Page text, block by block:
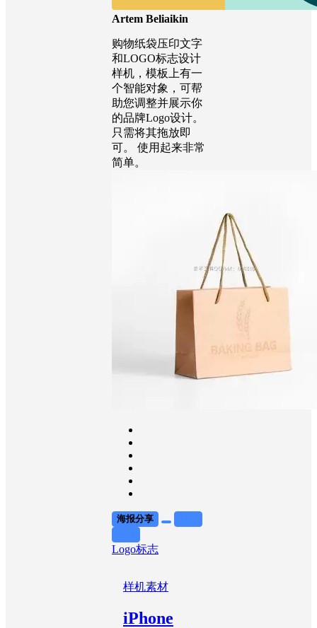
Artem Beliaikin
购物纸袋压印文字
和LOGO标志设计
样机，模板上有一
个智能对象，可帮
助您调整并展示你
的品牌Logo设计。
只需将其拖放即
可。 使用起来非常
简单。
海报分享
Logo标志
样机素材
iPhone